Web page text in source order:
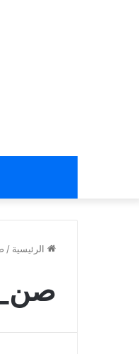
الرئيسية /